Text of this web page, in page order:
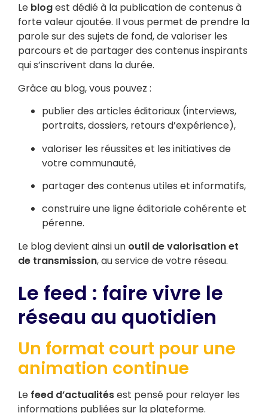
Le blogest dédié à la publication de contenus à
forte valeur ajoutée. Il vous permet de prendre la
parole sur des sujets de fond, de valoriser les
parcours et de partager des contenus inspirants
qui s’inscrivent dans la durée.
Grâce au blog, vous pouvez :
publier des articles éditoriaux (interviews,
portraits, dossiers, retours d’expérience),
valoriser les réussites et les initiatives de
votre communauté,
partager des contenus utiles et informatifs,
construire une ligne éditoriale cohérente et
pérenne.
Le blog devient ainsi un outil de valorisation et
de transmission, au service de votre réseau.
Le feed : faire vivre le
réseau au quotidien
Un format court pour une
animation continue
Le feed d’actualitésest pensé pour relayer les
informations publiées sur la plateforme.